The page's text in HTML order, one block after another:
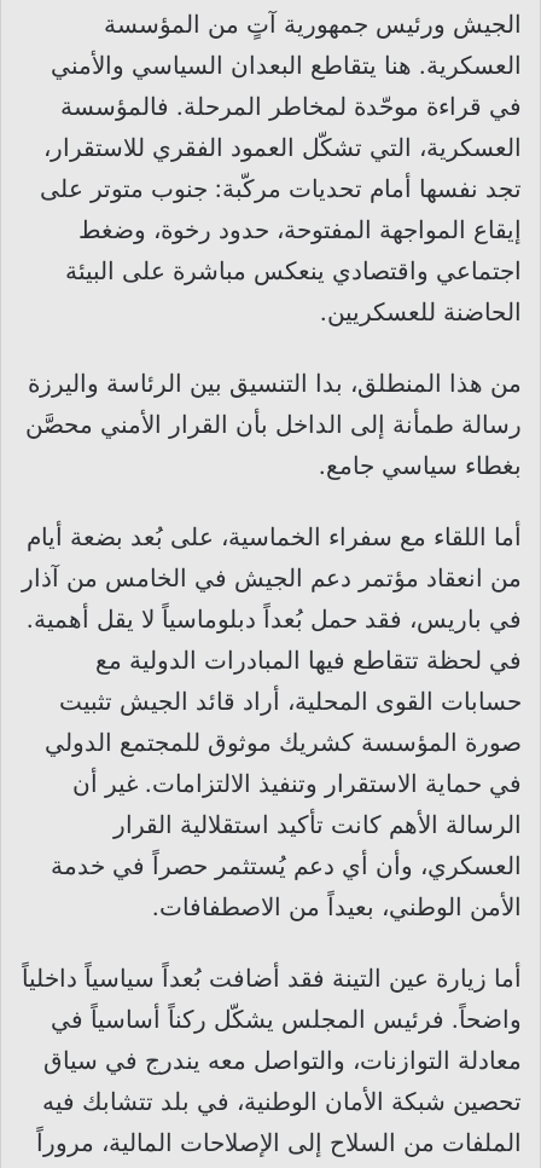
الجيش ورئيس جمهورية آتٍ من المؤسسة
العسكرية. هنا يتقاطع البعدان السياسي والأمني
في قراءة موحّدة لمخاطر المرحلة. فالمؤسسة
العسكرية، التي تشكّل العمود الفقري للاستقرار،
تجد نفسها أمام تحديات مركّبة: جنوب متوتر على
إيقاع المواجهة المفتوحة، حدود رخوة، وضغط
اجتماعي واقتصادي ينعكس مباشرة على البيئة
الحاضنة للعسكريين.
من هذا المنطلق، بدا التنسيق بين الرئاسة واليرزة
رسالة طمأنة إلى الداخل بأن القرار الأمني محصَّن
بغطاء سياسي جامع.
أما اللقاء مع سفراء الخماسية، على بُعد بضعة أيام
من انعقاد مؤتمر دعم الجيش في الخامس من آذار
في باريس، فقد حمل بُعداً دبلوماسياً لا يقل أهمية.
في لحظة تتقاطع فيها المبادرات الدولية مع
حسابات القوى المحلية، أراد قائد الجيش تثبيت
صورة المؤسسة كشريك موثوق للمجتمع الدولي
في حماية الاستقرار وتنفيذ الالتزامات. غير أن
الرسالة الأهم كانت تأكيد استقلالية القرار
العسكري، وأن أي دعم يُستثمر حصراً في خدمة
الأمن الوطني، بعيداً من الاصطفافات.
أما زيارة عين التينة فقد أضافت بُعداً سياسياً داخلياً
واضحاً. فرئيس المجلس يشكّل ركناً أساسياً في
معادلة التوازنات، والتواصل معه يندرج في سياق
تحصين شبكة الأمان الوطنية، في بلد تتشابك فيه
الملفات من السلاح إلى الإصلاحات المالية، مروراً